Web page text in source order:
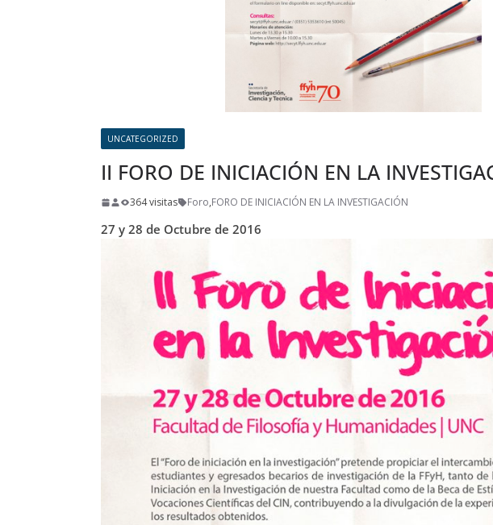
UNCATEGORIZED
II FORO DE INICIACIÓN EN LA
364 visitas Foro,FORO DE INICIACIÓN EN LA INVESTIGACIÓN
27 y 28 de Octubre de 2016